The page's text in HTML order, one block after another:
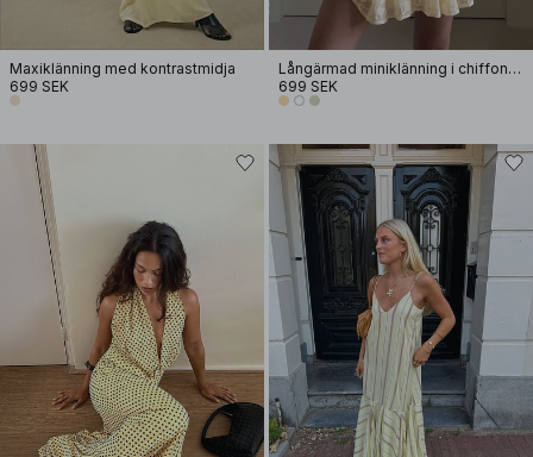
Maxiklänning med kontrastmidja
699 SEK
Långärmad miniklänning i chiffon med broderi
699 SEK